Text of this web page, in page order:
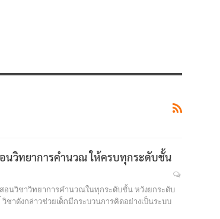
นวิทยาการคำนวณ ให้ครบทุกระดับชั้น
สอนวิชาวิทยาการคำนวณในทุกระดับชั้น หวังยกระดับ
ชาดังกล่าวช่วยเด็กมีกระบวนการคิดอย่างเป็นระบบ